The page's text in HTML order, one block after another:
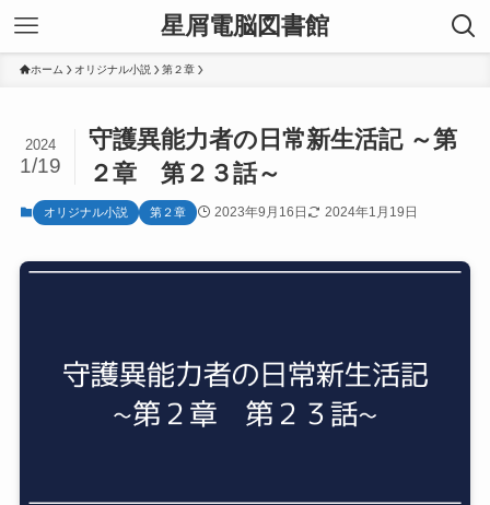
星屑電脳図書館
ホーム オリジナル小説 第２章
守護異能力者の日常新生活記 ～第
２章 第２３話～
2024
1/19
オリジナル小説 第２章 2023年9月16日 2024年1月19日